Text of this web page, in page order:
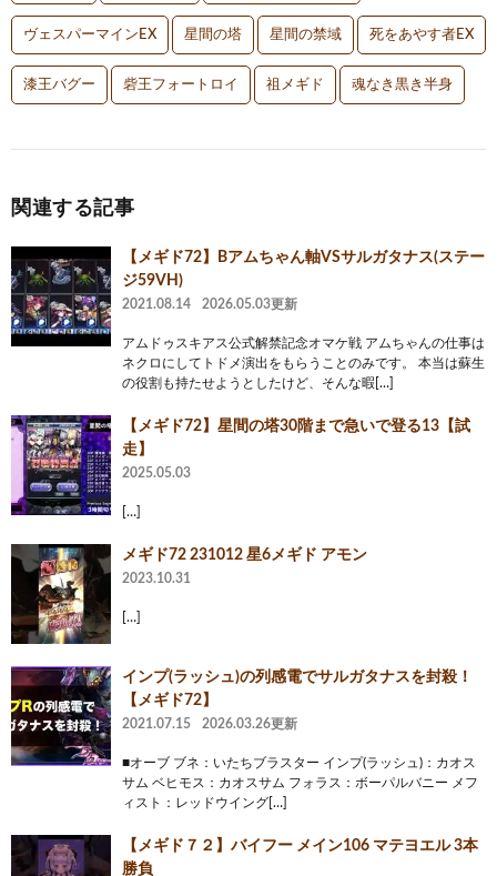
ヴェスパーマインEX 星間の塔 星間の禁域 死をあやす者EX
漆王バグー 砦王フォートロイ 祖メギド 魂なき黒き半身
関連する記事
【メギド72】Bアムちゃん軸VSサルガタナス(ステー
ジ59VH)
2021.08.14 2026.05.03更新
アムドゥスキアス公式解禁記念オマケ戦 アムちゃんの仕事は
ネクロにしてトドメ演出をもらうことのみです。 本当は蘇生
の役割も持たせようとしたけど、そんな暇[…]
【メギド72】星間の塔30階まで急いで登る13【試
走】
2025.05.03
[…]
メギド72 231012 星6メギド アモン
2023.10.31
[…]
インプ(ラッシュ)の列感電でサルガタナスを封殺！
【メギド72】
2021.07.15 2026.03.26更新
■オーブ ブネ：いたちブラスター インプ(ラッシュ)：カオス
サム ベヒモス：カオスサム フォラス：ボーパルバニー メフ
ィスト：レッドウイング[…]
【メギド７２】バイフー メイン106 マテヨエル 3本
勝負